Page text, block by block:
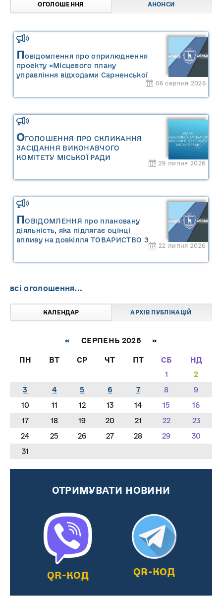
ОГОЛОШЕННЯ АНОНСИ
Повідомлення про оприлюднення
проекту «Місцевого плану
управління відходами Сарненської
міської територіальної громади» та
управління відходами Сарненської
міської територіальної громади»
06 серпня 2026
ОГОЛОШЕННЯ ПРО СКЛИКАННЯ
ЗАСІДАННЯ ВИКОНАВЧОГО
КОМІТЕТУ МІСЬКОЇ РАДИ
29 липня 2026
ПОВІДОМЛЕННЯ про плановану
діяльність, яка підлягає оцінці
впливу на довкілля ТОВАРИСТВО З
22 липня 2026
всі оголошення...
КАЛЕНДАР АРХІВ ПУБЛІКАЦІЙ
« СЕРПЕНЬ 2026 »
ПН ВТ СР ЧТ ПТ СБ
НД
1
2
3
4 5 6 7 8
9
10
11 12 13 14 15
16
17
18 19 20 21 22
23
24
25 26 27 28 29
30
31
ОТРИМУВАТИ НОВИНИ
QR-КОД QR-КОД